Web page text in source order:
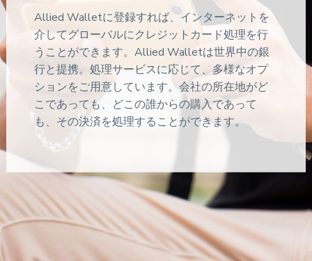
Allied Walletに登録すれば、インターネットを
介してグローバルにクレジットカード処理を行
うことができます。Allied Walletは世界中の銀
行と提携。処理サービスに応じて、多様なオプ
ションをご用意しています。会社の所在地がど
こであっても、どこの誰からの購入であって
も、その決済を処理することができます。